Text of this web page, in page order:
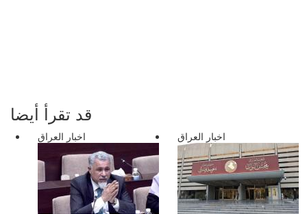
قد تقرأ أيضا
اخبار العراق اخبار العراق